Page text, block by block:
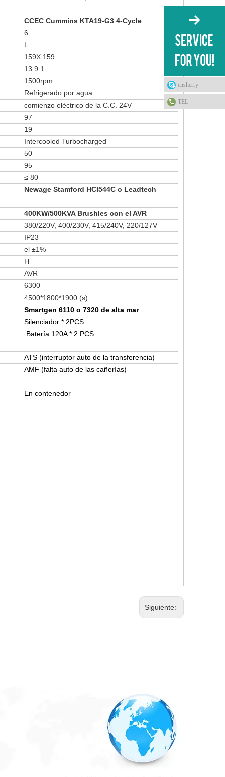
cnsherry
TEL
CCEC Cummins KTA19-G3 4-Cycle
6
L
159X 159
13.9:1
1500rpm
Refrigerado por agua
comienzo eléctrico de la C.C. 24V
97
19
Intercooled Turbocharged
50
95
≤ 80
Newage Stamford HCI544C o Leadtech
400KW/500KVA Brushles con el AVR
380/220V, 400/230V, 415/240V, 220/127V
IP23
el ±1%
H
AVR
6300
4500*1800*1900 (s)
Smartgen 6110 o 7320 de alta mar
Silenciador * 2PCS
Batería 120A * 2 PCS
ATS (interruptor auto de la transferencia)
AMF (falta auto de las cañerías)
En contenedor
Siguiente: